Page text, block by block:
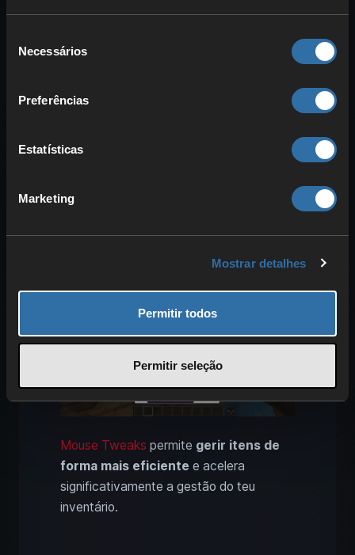
Necessários
Preferências
Estatísticas
Marketing
Mostrar detalhes
Permitir todos
Permitir seleção
Com o
completamente.
8. Mouse Tweaks: organizar o
Mouse Tweaks permite gerir itens de
forma mais eficiente e acelera
significativamente a gestão do teu
inventário.